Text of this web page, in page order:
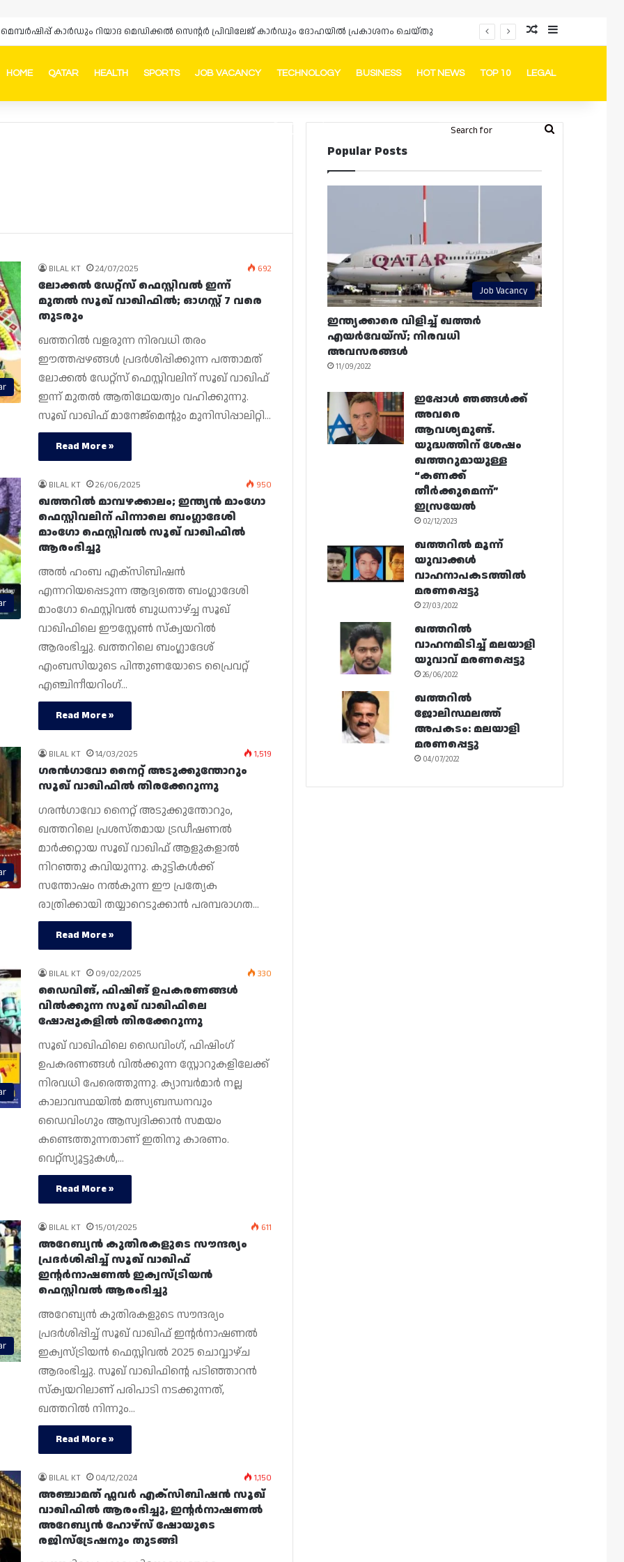
Random Article
Sidebar
HOME QATAR HEALTH SPORTS JOB VACANCY TECHNOLOGY BUSINESS HOT NEWS TOP 10 LEGAL
FacebookInstagram
Telegram
Whatsapp Random Article
Switch skin
Search
BILAL KT 24/07/2025 692
ലോക്കൽ ഡേറ്റ്സ് ഫെസ്റ്റിവൽ ഇന്ന്
മുതൽ സൂഖ് വാഖിഫിൽ; ഓഗസ്റ്റ് 7 വരെ
തുടരും
ഖത്തറിൽ വളരുന്ന നിരവധി തരം
ഈത്തപ്പഴങ്ങൾ പ്രദർശിപ്പിക്കുന്ന പത്താമത്
ലോക്കൽ ഡേറ്റ്സ് ഫെസ്റ്റിവലിന് സൂഖ് വാഖിഫ്
ഇന്ന് മുതൽ ആതിഥേയത്വം വഹിക്കുന്നു.
സൂഖ് വാഖിഫ് മാനേജ്‌മെന്റും മുനിസിപ്പാലിറ്റി…
Read More »
BILAL KT 26/06/2025 950
ഖത്തറിൽ മാമ്പഴക്കാലം; ഇന്ത്യൻ മാംഗോ
ഫെസ്റ്റിവലിന് പിന്നാലെ ബംഗ്ലാദേശി
മാംഗോ ഫെസ്റ്റിവൽ സൂഖ് വാഖിഫിൽ
ആരംഭിച്ചു
അൽ ഹംബ എക്‌സിബിഷൻ
എന്നറിയപ്പെടുന്ന ആദ്യത്തെ ബംഗ്ലാദേശി
മാംഗോ ഫെസ്റ്റിവൽ ബുധനാഴ്ച്ച സൂഖ്
വാഖിഫിലെ ഈസ്റ്റേൺ സ്ക്വയറിൽ
ആരംഭിച്ചു. ഖത്തറിലെ ബംഗ്ലാദേശ്
എംബസിയുടെ പിന്തുണയോടെ പ്രൈവറ്റ്
എഞ്ചിനീയറിംഗ്…
Read More »
BILAL KT 14/03/2025 1,519
ഗരൻഗാവോ നൈറ്റ് അടുക്കുന്തോറും
സൂഖ് വാഖിഫിൽ തിരക്കേറുന്നു
ഗരൻഗാവോ നൈറ്റ് അടുക്കുന്തോറും,
ഖത്തറിലെ പ്രശസ്‌തമായ ട്രഡീഷണൽ
മാർക്കറ്റായ സൂഖ് വാഖിഫ് ആളുകളാൽ
നിറഞ്ഞു കവിയുന്നു. കുട്ടികൾക്ക്
സന്തോഷം നൽകുന്ന ഈ പ്രത്യേക
രാത്രിക്കായി തയ്യാറെടുക്കാൻ പരമ്പരാഗത…
Read More »
BILAL KT 09/02/2025 330
ഡൈവിങ്, ഫിഷിങ് ഉപകരണങ്ങൾ
വിൽക്കുന്ന സൂഖ് വാഖിഫിലെ
ഷോപ്പുകളിൽ തിരക്കേറുന്നു
സൂഖ് വാഖിഫിലെ ഡൈവിംഗ്, ഫിഷിംഗ്
ഉപകരണങ്ങൾ വിൽക്കുന്ന സ്റ്റോറുകളിലേക്ക്
നിരവധി പേരെത്തുന്നു. ക്യാമ്പർമാർ നല്ല
കാലാവസ്ഥയിൽ മത്സ്യബന്ധനവും
ഡൈവിംഗും ആസ്വദിക്കാൻ സമയം
കണ്ടെത്തുന്നതാണ് ഇതിനു കാരണം.
വെറ്റ്‌സ്യൂട്ടുകൾ,…
Read More »
BILAL KT 15/01/2025 611
അറേബ്യൻ കുതിരകളുടെ സൗന്ദര്യം
പ്രദർശിപ്പിച്ച് സൂഖ് വാഖിഫ്
ഇൻ്റർനാഷണൽ ഇക്വസ്ട്രിയൻ
ഫെസ്റ്റിവൽ ആരംഭിച്ചു
അറേബ്യൻ കുതിരകളുടെ സൗന്ദര്യം
പ്രദർശിപ്പിച്ച് സൂഖ് വാഖിഫ് ഇൻ്റർനാഷണൽ
ഇക്വസ്ട്രിയൻ ഫെസ്റ്റിവൽ 2025 ചൊവ്വാഴ്‌ച
ആരംഭിച്ചു. സൂഖ് വാഖിഫിൻ്റെ പടിഞ്ഞാറൻ
സ്ക്വയറിലാണ് പരിപാടി നടക്കുന്നത്,
ഖത്തറിൽ നിന്നും…
Read More »
BILAL KT 04/12/2024 1,150
അഞ്ചാമത് ഫ്ലവർ എക്‌സിബിഷൻ സൂഖ്
വാഖിഫിൽ ആരംഭിച്ചു, ഇൻ്റർനാഷണൽ
അറേബ്യൻ ഹോഴ്‌സ് ഷോയുടെ
രജിസ്‌ട്രേഷനും തുടങ്ങി
Popular Posts
Job Vacancy
ഇന്ത്യക്കാരെ വിളിച്ച് ഖത്തർ
എയർവേയ്‌സ്; നിരവധി
അവസരങ്ങൾ
11/09/2022
ഇപ്പോൾ ഞങ്ങൾക്ക്
അവരെ
ആവശ്യമുണ്ട്.
യുദ്ധത്തിന് ശേഷം
ഖത്തറുമായുള്ള
“കണക്ക്
തീർക്കുമെന്ന്”
ഇസ്രയേൽ
02/12/2023
ഖത്തറിൽ മൂന്ന്
യുവാക്കൾ
വാഹനാപകടത്തിൽ
മരണപ്പെട്ടു
27/03/2022
ഖത്തറിൽ
വാഹനമിടിച്ച് മലയാളി
യുവാവ് മരണപ്പെട്ടു
26/06/2022
ഖത്തറിൽ
ജോലിസ്ഥലത്ത്
അപകടം: മലയാളി
മരണപ്പെട്ടു
04/07/2022